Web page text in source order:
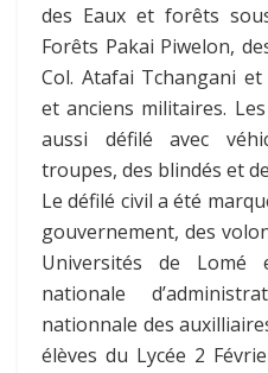
des Eaux et forêts
Forêts Pakai Piwelon,
Col. Atafai Tchangani
et anciens militaires.
aussi défilé avec
troupes, des blindés et
Le défilé civil a été
gouvernement, des
Universités de Lomé
nationale
nationnale des
élèves du Lycée 2